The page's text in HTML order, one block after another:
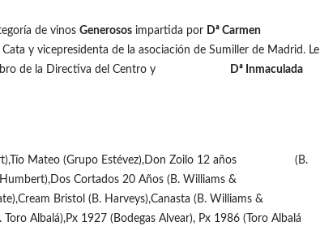
de vinos Generosos impartida por Dª Carmen
y vicepresidenta de la asociación de Sumiller de Madrid. Le
de la Directiva del Centro y
Dª Inmaculada
Mateo (Grupo Estévez),Don Zoilo 12 años (B.
Cortados 20 Años (B. Williams &
Bristol (B. Harveys),Canasta (B. Williams &
Albalá),Px 1927 (Bodegas Alvear), Px 1986 (Toro Albalá